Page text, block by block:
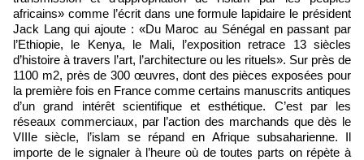
africains» comme l’écrit dans une formule lapidaire le président
Jack Lang qui ajoute : «Du Maroc au Sénégal en passant par
l’Ethiopie, le Kenya, le Mali, l’exposition retrace 13 siècles
d’histoire à travers l’art, l’architecture ou les rituels». Sur près de
1100 m2, près de 300 œuvres, dont des pièces exposées pour
la première fois en France comme certains manuscrits antiques
d’un grand intérêt scientifique et esthétique. C’est par les
réseaux commerciaux, par l’action des marchands que dès le
VIIIe siècle, l’islam se répand en Afrique subsaharienne. Il
importe de le signaler à l’heure où de toutes parts on répète à